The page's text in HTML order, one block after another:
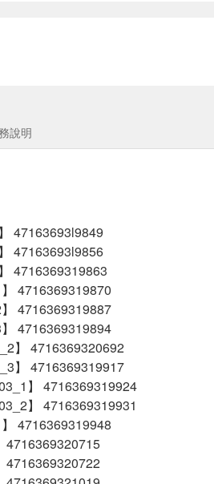
說明
47163693l9849
47163693l9856
4716369319863
4716369319870
4716369319887
4716369319894
】 4716369320692
】 4716369319917
】 4716369319924
】 4716369319931
4716369319948
4716369320715
4716369320722